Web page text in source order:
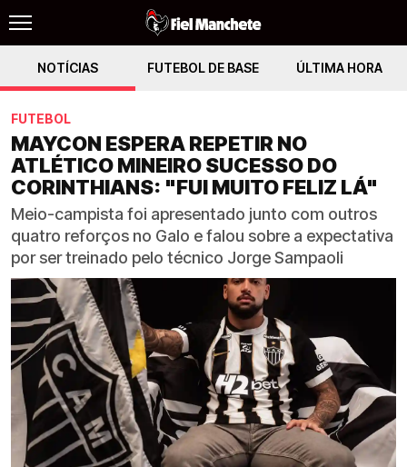
NOTÍCIAS FUTEBOL DE BASE ÚLTIMA HORA
FUTEBOL
MAYCON ESPERA REPETIR NO
ATLÉTICO MINEIRO SUCESSO DO
CORINTHIANS: "FUI MUITO FELIZ LÁ"
Meio-campista foi apresentado junto com outros
quatro reforços no Galo e falou sobre a expectativa
por ser treinado pelo técnico Jorge Sampaoli